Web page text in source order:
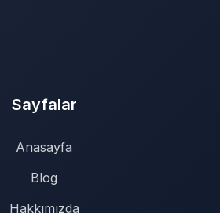
Sayfalar
Anasayfa
Blog
Hakkımızda